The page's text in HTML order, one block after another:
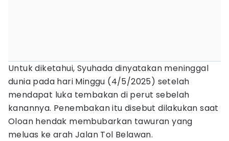
Untuk diketahui, Syuhada dinyatakan meninggal
dunia pada hari Minggu (4/5/2025) setelah
mendapat luka tembakan di perut sebelah
kanannya. Penembakan itu disebut dilakukan saat
Oloan hendak membubarkan tawuran yang
meluas ke arah Jalan Tol Belawan.